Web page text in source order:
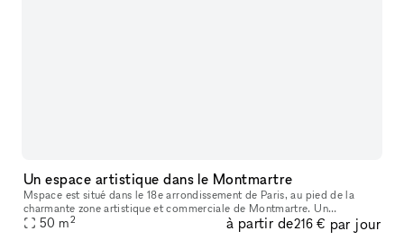
Un espace artistique dans le Montmartre
Mspace est situé dans le 18e arrondissement de Paris, au pied de la
charmante zone artistique et commerciale de Montmartre. Un
emplacement exceptionnel au cœur de Paris, à deux pas de Montmartre
50 m2 à partir de216 € par jour